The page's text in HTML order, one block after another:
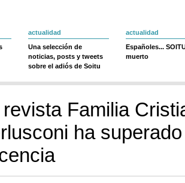
actualidad
Una selección de
noticias, posts y tweets
sobre el adiós de Soitu
actualidad
Españoles...
muerto
revista Familia
ha